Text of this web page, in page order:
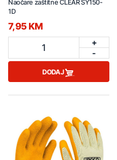
Naočare zaštitne CLEAR SY150-
1D
7,95 KM
1
+
-
DODAJ